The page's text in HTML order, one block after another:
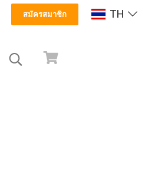
สมัครสมาชิก TH